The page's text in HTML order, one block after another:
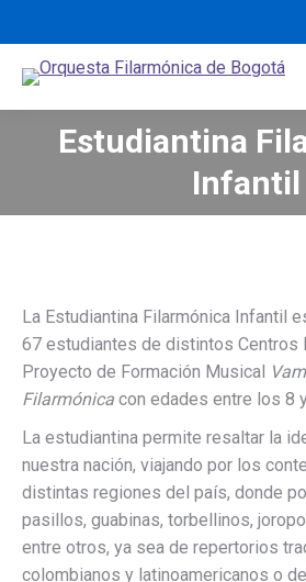
Estudiantina
Infantil
La Estudiantina Filarmónica Infantil
67 estudiantes de distintos Centros
Proyecto de Formación Musical
Filarmónica con edades entre los 8
La estudiantina permite resaltar la
nuestra nación, viajando por los
distintas regiones del país, donde
pasillos, guabinas, torbellinos,
entre otros, ya sea de repertorios
colombianos y latinoamericanos o